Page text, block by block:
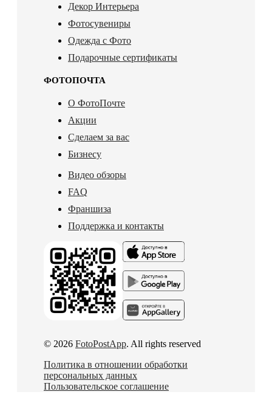
Декор Интерьера
Фотосувениры
Одежда с Фото
Подарочные сертификаты
ФОТОПОЧТА
О ФотоПочте
Акции
Сделаем за вас
Бизнесу
Видео обзоры
FAQ
Франшиза
Поддержка и контакты
© 2026 FotoPostApp. All rights reserved
Политика в отношении обработки
персональных данных
Пользовательское соглашение